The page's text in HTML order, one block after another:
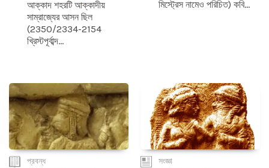
আক্কাদ শহরটি আক্কাদীয়
সাম্রাজ্যের আসন ছিল
(2350/2334-2154
খ্রিস্টপূর্বাব্দ...
মিস্ট্রেস নামেও পরিচিত) কবি...
প্রবন্ধ সংজ্ঞা